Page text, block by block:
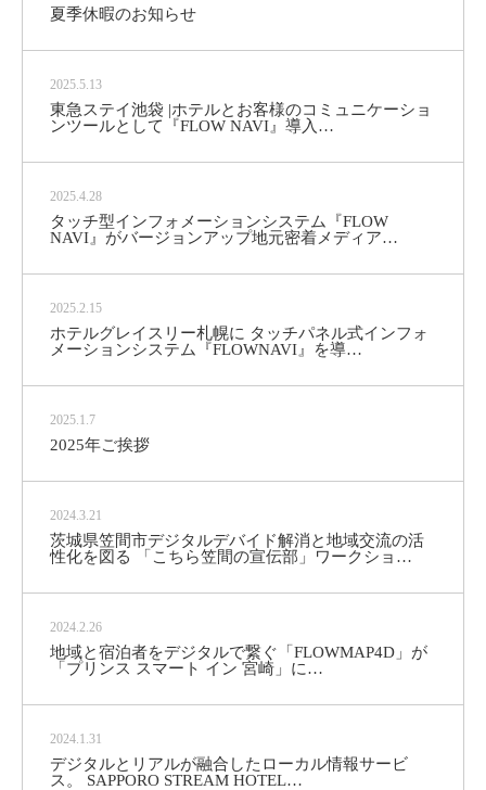
夏季休暇のお知らせ
2025.5.13
東急ステイ池袋 |ホテルとお客様のコミュニケーショ
ンツールとして『FLOW NAVI』導入…
2025.4.28
タッチ型インフォメーションシステム『FLOW
NAVI』がバージョンアップ地元密着メディア…
2025.2.15
ホテルグレイスリー札幌に タッチパネル式インフォ
メーションシステム『FLOWNAVI』を導…
2025.1.7
2025年ご挨拶
2024.3.21
茨城県笠間市デジタルデバイド解消と地域交流の活
性化を図る 「こちら笠間の宣伝部」ワークショ…
2024.2.26
地域と宿泊者をデジタルで繋ぐ「FLOWMAP4D」が
「プリンス スマート イン 宮崎」に…
2024.1.31
デジタルとリアルが融合したローカル情報サービ
ス。 SAPPORO STREAM HOTEL…